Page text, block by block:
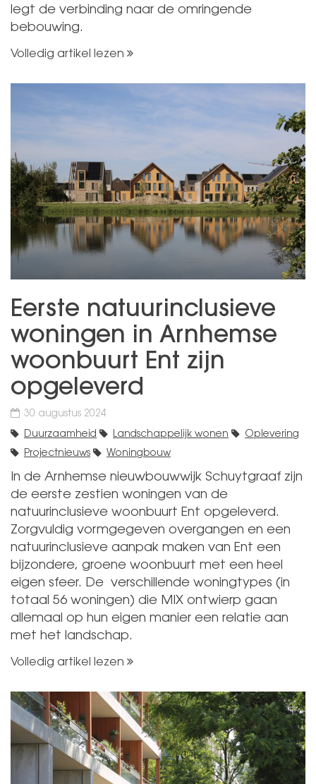
legt de verbinding naar de omringende
bebouwing.
Volledig artikel lezen
Eerste natuurinclusieve
woningen in Arnhemse
woonbuurt Ent zijn
opgeleverd
30 augustus 2024
Duurzaamheid Landschappelijk wonen
Oplevering
Projectnieuws
Woningbouw
In de Arnhemse nieuwbouwwijk Schuytgraaf zijn
de eerste zestien woningen van de
natuurinclusieve woonbuurt Ent opgeleverd.
Zorgvuldig vormgegeven overgangen en een
natuurinclusieve aanpak maken van Ent een
bijzondere, groene woonbuurt met een heel
eigen sfeer. De verschillende woningtypes (in
totaal 56 woningen) die MIX ontwierp gaan
allemaal op hun eigen manier een relatie aan
met het landschap.
Volledig artikel lezen